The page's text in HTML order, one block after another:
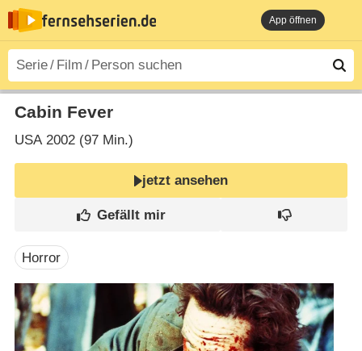
App öffnen
Cabin Fever
USA2002 (97 Min.)
jetzt ansehen
Horror